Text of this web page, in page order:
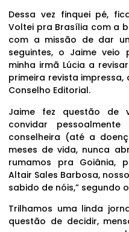
Dessa vez finquei pé,
Voltei pra Brasília com a
com a missão de dar
seguintes, o Jaime veio
minha irmã Lúcia a
primeira revista
Conselho Editorial.
Jaime fez questão de
convidar
conselheira (até a
meses de vida, nunca
rumamos pra Goiânia,
Altair Sales Barbosa,
sabido de nóis,” segundo
Trilhamos uma linda
questão de decidir,